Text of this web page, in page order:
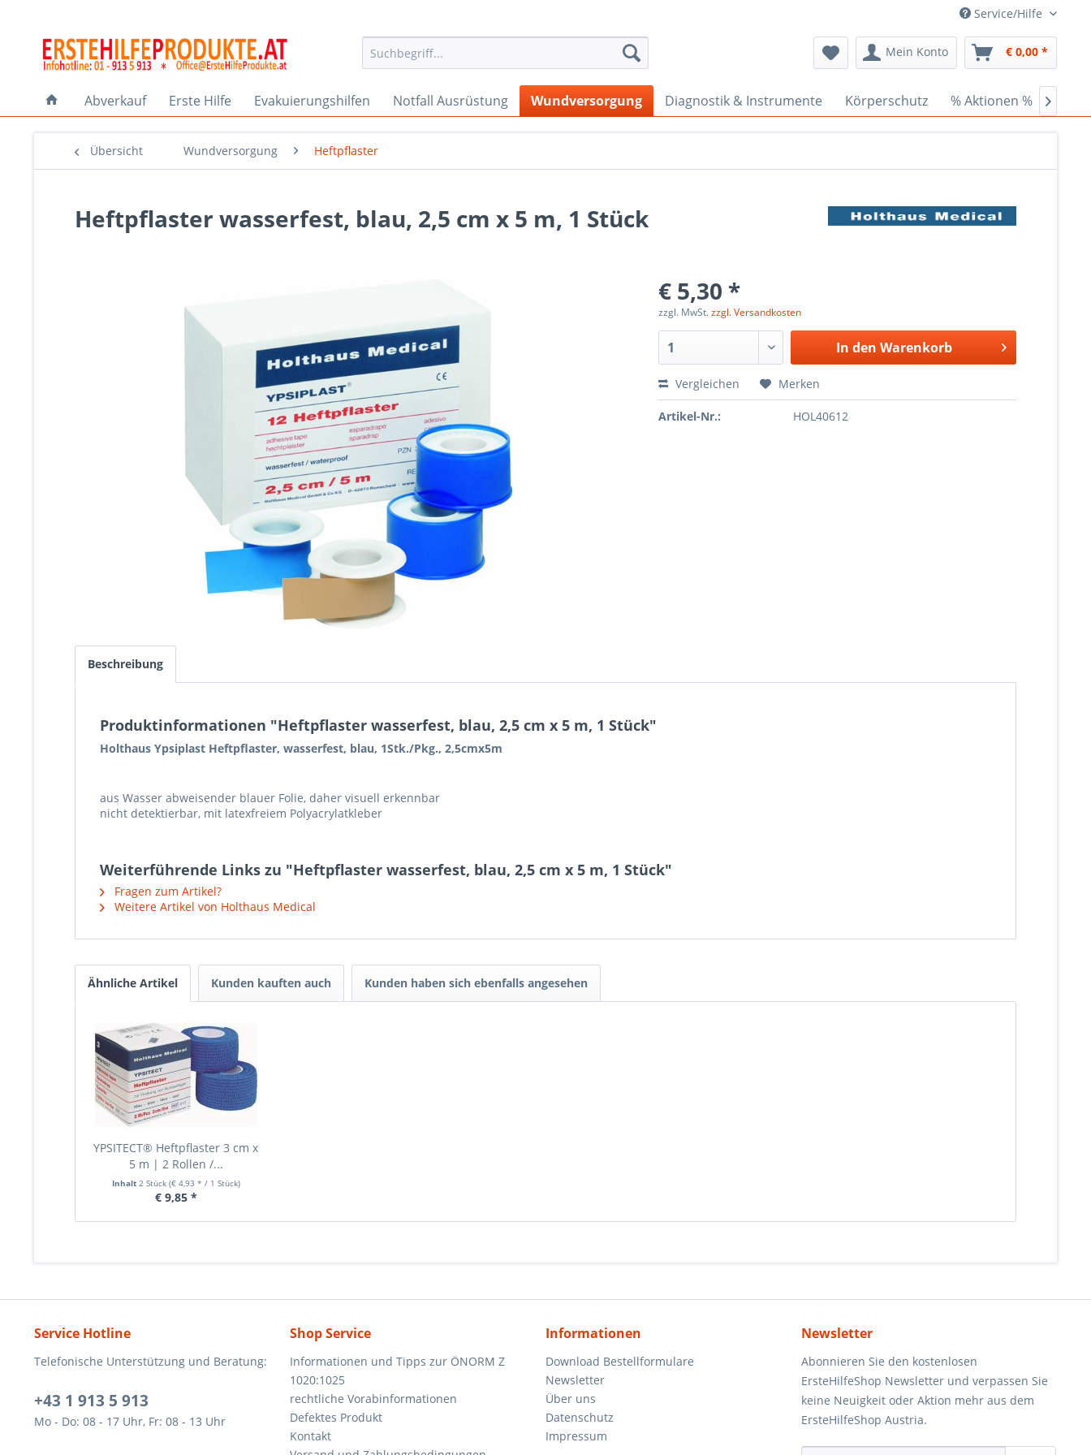
Service/Hilfe
Mein Konto € 0,00 *
Abverkauf Erste Hilfe Evakuierungshilfen Notfall Ausrüstung Wundversorgung Diagnostik & Instrumente Körperschutz % Aktionen % 
Übersicht Wundversorgung Heftpflaster
Heftpflaster wasserfest, blau, 2,5 cm x 5 m, 1 Stück
€ 5,30 *
zzgl. MwSt.zzgl. Versandkosten
In den Warenkorb
Vergleichen Merken
Artikel-Nr.: HOL40612
Beschreibung
Produktinformationen "Heftpflaster wasserfest, blau, 2,5 cm x 5 m, 1 Stück"
Holthaus Ypsiplast Heftpflaster, wasserfest, blau, 1Stk./Pkg., 2,5cmx5m
aus Wasser abweisender blauer Folie, daher visuell erkennbar
nicht detektierbar, mit latexfreiem Polyacrylatkleber
Weiterführende Links zu "Heftpflaster wasserfest, blau, 2,5 cm x 5 m, 1 Stück"
Fragen zum Artikel?
Weitere Artikel von Holthaus Medical
Ähnliche Artikel Kunden kauften auch Kunden haben sich ebenfalls angesehen
YPSITECT® Heftpflaster 3 cm x
5 m | 2 Rollen /...
Inhalt 2 Stück (€ 4,93 * / 1 Stück)
€ 9,85 *
Service Hotline
Telefonische Unterstützung und Beratung:
+43 1 913 5 913
Mo - Do: 08 - 17 Uhr, Fr: 08 - 13 Uhr
Shop Service
Informationen und Tipps zur ÖNORM Z
1020:1025
rechtliche Vorabinformationen
Defektes Produkt
Kontakt
Informationen
Download Bestellformulare
Newsletter
Über uns
Datenschutz
Impressum
Newsletter
Abonnieren Sie den kostenlosen
ErsteHilfeShop Newsletter und verpassen Sie
keine Neuigkeit oder Aktion mehr aus dem
ErsteHilfeShop Austria.